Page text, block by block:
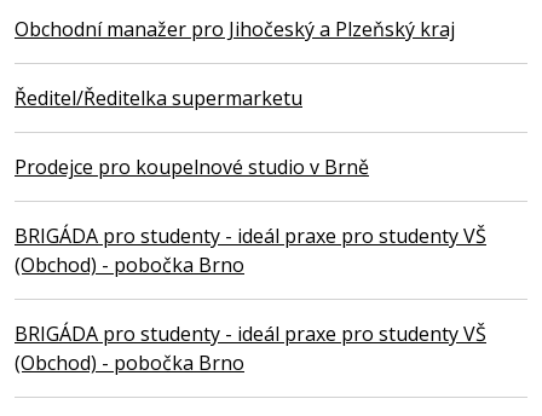
Obchodní manažer pro Jihočeský a Plzeňský kraj
Ředitel/Ředitelka supermarketu
Prodejce pro koupelnové studio v Brně
BRIGÁDA pro studenty - ideál praxe pro studenty VŠ
(Obchod) - pobočka Brno
BRIGÁDA pro studenty - ideál praxe pro studenty VŠ
(Obchod) - pobočka Brno